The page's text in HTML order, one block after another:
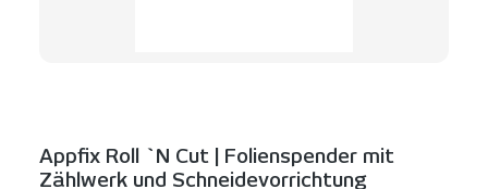
Appfix Roll `N Cut | Folienspender mit
Zählwerk und Schneidevorrichtung